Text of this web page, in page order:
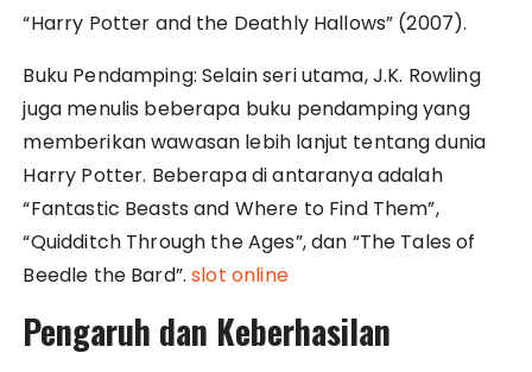
“Harry Potter and the Deathly Hallows” (2007).
Buku Pendamping: Selain seri utama, J.K. Rowling
juga menulis beberapa buku pendamping yang
memberikan wawasan lebih lanjut tentang dunia
Harry Potter. Beberapa di antaranya adalah
“Fantastic Beasts and Where to Find Them”,
“Quidditch Through the Ages”, dan “The Tales of
Beedle the Bard”.slot online
Pengaruh dan Keberhasilan